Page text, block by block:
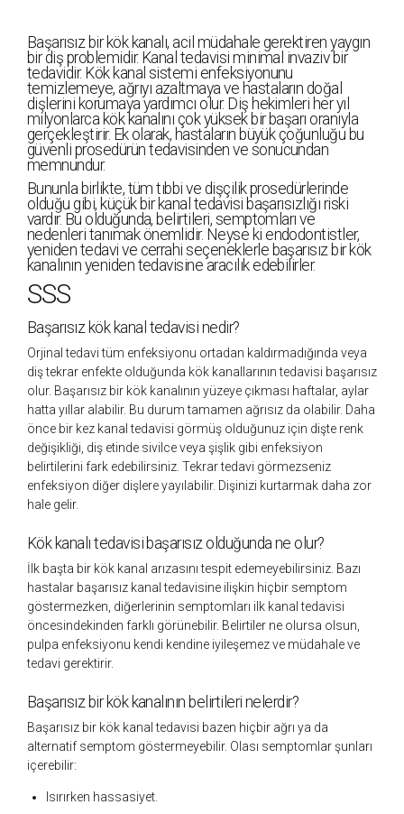
Başarısız bir kök kanalı, acil müdahale gerektiren yaygın
bir diş problemidir. Kanal tedavisi minimal invaziv bir
tedavidir. Kök kanal sistemi enfeksiyonunu
temizlemeye, ağrıyı azaltmaya ve hastaların doğal
dişlerini korumaya yardımcı olur. Diş hekimleri her yıl
milyonlarca kök kanalını çok yüksek bir başarı oranıyla
gerçekleştirir. Ek olarak, hastaların büyük çoğunluğu bu
güvenli prosedürün tedavisinden ve sonucundan
memnundur.
Bununla birlikte, tüm tıbbi ve dişçilik prosedürlerinde
olduğu gibi, küçük bir kanal tedavisi başarısızlığı riski
vardır. Bu olduğunda, belirtileri, semptomları ve
nedenleri tanımak önemlidir. Neyse ki endodontistler,
yeniden tedavi ve cerrahi seçeneklerle başarısız bir kök
kanalının yeniden tedavisine aracılık edebilirler.
SSS
Başarısız kök kanal tedavisi nedir?
Orjinal tedavi tüm enfeksiyonu ortadan kaldırmadığında veya
diş tekrar enfekte olduğunda kök kanallarının tedavisi başarısız
olur. Başarısız bir kök kanalının yüzeye çıkması haftalar, aylar
hatta yıllar alabilir. Bu durum tamamen ağrısız da olabilir. Daha
önce bir kez kanal tedavisi görmüş olduğunuz için dişte renk
değişikliği, diş etinde sivilce veya şişlik gibi enfeksiyon
belirtilerini fark edebilirsiniz. Tekrar tedavi görmezseniz
enfeksiyon diğer dişlere yayılabilir. Dişinizi kurtarmak daha zor
hale gelir.
Kök kanalı tedavisi başarısız olduğunda ne olur?
İlk başta bir kök kanal arızasını tespit edemeyebilirsiniz. Bazı
hastalar başarısız kanal tedavisine ilişkin hiçbir semptom
göstermezken, diğerlerinin semptomları ilk kanal tedavisi
öncesindekinden farklı görünebilir. Belirtiler ne olursa olsun,
pulpa enfeksiyonu kendi kendine iyileşemez ve müdahale ve
tedavi gerektirir.
Başarısız bir kök kanalının belirtileri nelerdir?
Başarısız bir kök kanal tedavisi bazen hiçbir ağrı ya da
alternatif semptom göstermeyebilir. Olası semptomlar şunları
içerebilir:
Isırırken hassasiyet.